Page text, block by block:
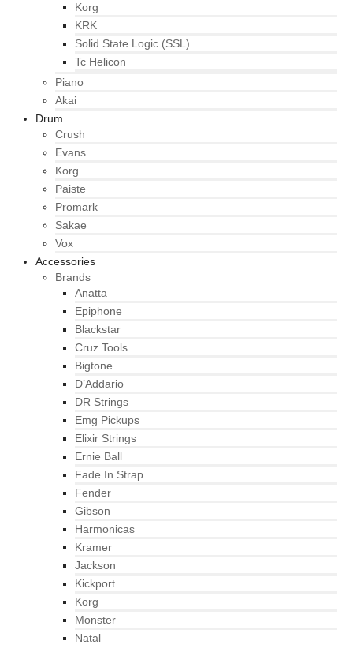
Korg
KRK
Solid State Logic (SSL)
Tc Helicon
Piano
Akai
Drum
Crush
Evans
Korg
Paiste
Promark
Sakae
Vox
Accessories
Brands
Anatta
Epiphone
Blackstar
Cruz Tools
Bigtone
D’Addario
DR Strings
Emg Pickups
Elixir Strings
Ernie Ball
Fade In Strap
Fender
Gibson
Harmonicas
Kramer
Jackson
Kickport
Korg
Monster
Natal